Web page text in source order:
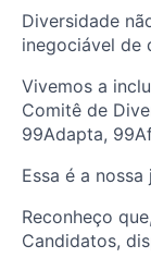
Diversidade
inegociável de
Vivemos a
Comitê de
99Adapta,
Essa é a
Reconheço
Candidatos,